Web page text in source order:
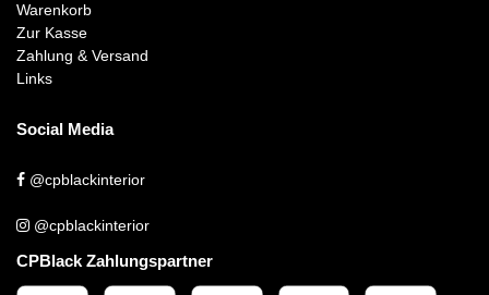
Warenkorb
Zur Kasse
Zahlung & Versand
Links
Social Media
@cpblackinterior
@cpblackinterior
CPBlack Zahlungspartner